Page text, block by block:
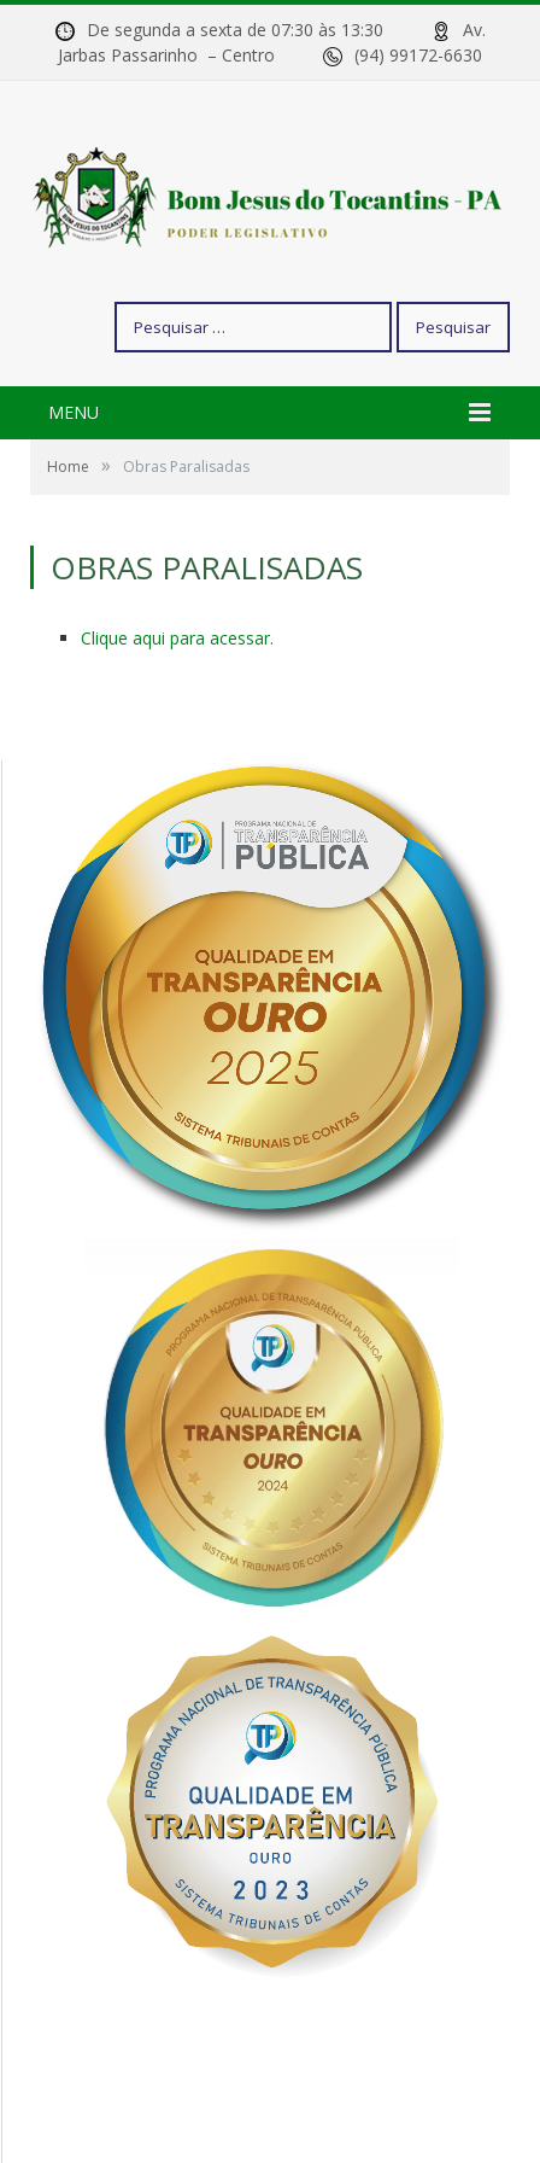
De segunda a sexta de 07:30 às 13:30
Av.
Jarbas Passarinho – Centro
(94) 99172-6630
por:
MENU
Home » Obras Paralisadas
OBRAS PARALISADAS
Clique aqui para acessar.